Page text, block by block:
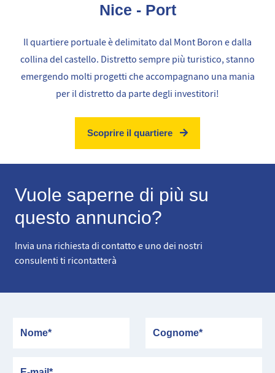
Nice - Port
Il quartiere portuale è delimitato dal Mont Boron e dalla
collina del castello. Distretto sempre più turistico, stanno
emergendo molti progetti che accompagnano una mania
per il distretto da parte degli investitori!
Scoprire il quartiere
Vuole saperne di più su
questo annuncio?
Invia una richiesta di contatto e uno dei nostri
consulenti ti ricontatterà